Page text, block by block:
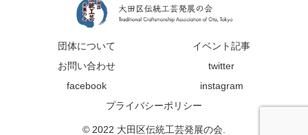
団体について
イベント記事
お問い合わせ
twitter
facebook
instagram
プライバシーポリシー
© 2022 大田区伝統工芸発展の会.